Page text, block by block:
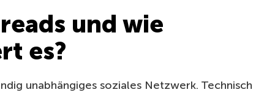
und wie
es?
unabhängiges soziales Netzwerk. Technisch